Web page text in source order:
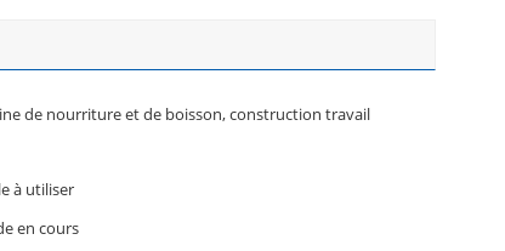
de nourriture et de boisson, construction travail
à utiliser
en cours